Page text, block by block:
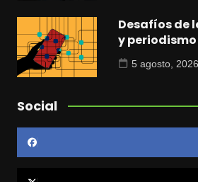
Desafíos de
y
5 agosto, 2026
Social